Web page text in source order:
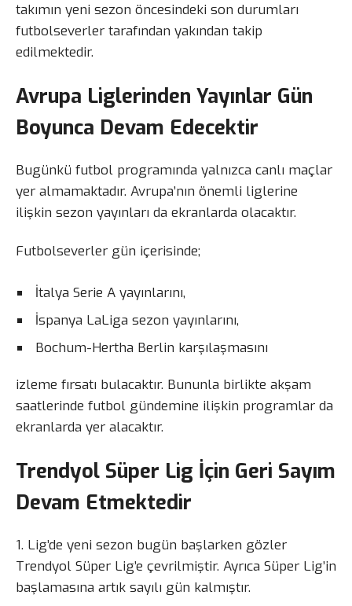
takımın yeni sezon öncesindeki son durumları
futbolseverler tarafından yakından takip
edilmektedir.
Avrupa Liglerinden Yayınlar Gün
Boyunca Devam Edecektir
Bugünkü futbol programında yalnızca canlı maçlar
yer almamaktadır. Avrupa’nın önemli liglerine
ilişkin sezon yayınları da ekranlarda olacaktır.
Futbolseverler gün içerisinde;
İtalya Serie A yayınlarını,
İspanya LaLiga sezon yayınlarını,
Bochum-Hertha Berlin karşılaşmasını
izleme fırsatı bulacaktır. Bununla birlikte akşam
saatlerinde futbol gündemine ilişkin programlar da
ekranlarda yer alacaktır.
Trendyol Süper Lig İçin Geri Sayım
Devam Etmektedir
1. Lig’de yeni sezon bugün başlarken gözler
Trendyol Süper Lig’e çevrilmiştir. Ayrıca Süper Lig’in
başlamasına artık sayılı gün kalmıştır.